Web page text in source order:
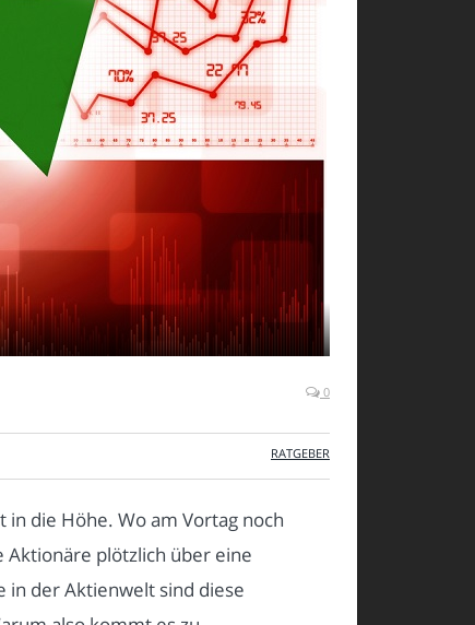
0
RATGEBER
die Höhe. Wo am Vortag noch
plötzlich über eine
der Aktienwelt sind diese